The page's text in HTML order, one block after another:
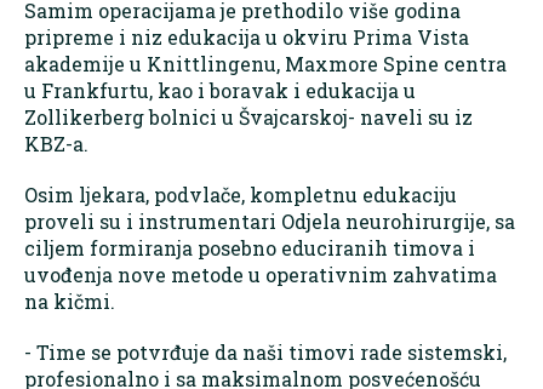
Samim operacijama je prethodilo više godina
pripreme i niz edukacija u okviru Prima Vista
akademije u Knittlingenu, Maxmore Spine centra
u Frankfurtu, kao i boravak i edukacija u
Zollikerberg bolnici u Švajcarskoj- naveli su iz
KBZ-a.
Osim ljekara, podvlače, kompletnu edukaciju
proveli su i instrumentari Odjela neurohirurgije, sa
ciljem formiranja posebno educiranih timova i
uvođenja nove metode u operativnim zahvatima
na kičmi.
- Time se potvrđuje da naši timovi rade sistemski,
profesionalno i sa maksimalnom posvećenošću